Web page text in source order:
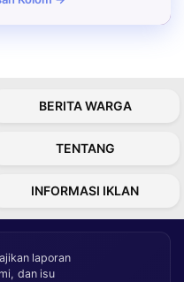
BERITA WARGA
TENTANG
INFORMASI IKLAN
laporan
dan isu